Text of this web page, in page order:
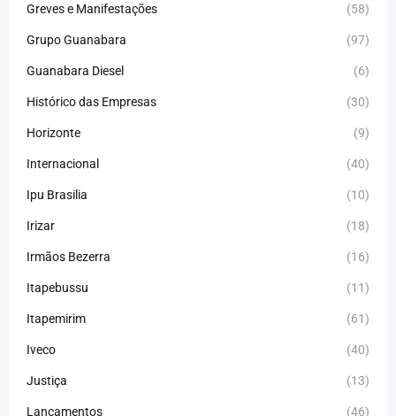
Greves e Manifestações (58)
Grupo Guanabara (97)
Guanabara Diesel (6)
Histórico das Empresas (30)
Horizonte (9)
Internacional (40)
Ipu Brasilia (10)
Irizar (18)
Irmãos Bezerra (16)
Itapebussu (11)
Itapemirim (61)
Iveco (40)
Justiça (13)
Lançamentos (46)